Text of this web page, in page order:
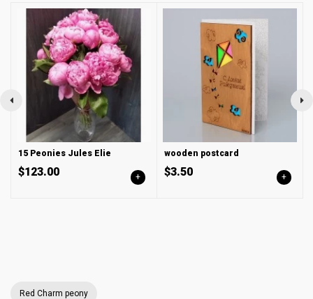
15 Peonies Jules Elie
$123.00 +
wooden postcard
$3.50 +
Red Charm peony